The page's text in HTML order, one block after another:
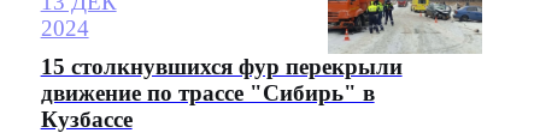
2024
15 столкнувшихся фур перекрыли
движение по трассе "Сибирь" в
Кузбассе